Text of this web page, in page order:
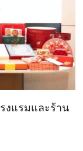
งแรมและร้าน